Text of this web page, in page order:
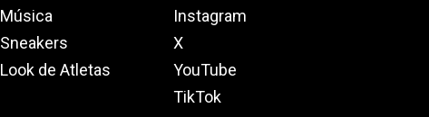
Música
Sneakers
Look de Atletas
Instagram
X
YouTube
TikTok